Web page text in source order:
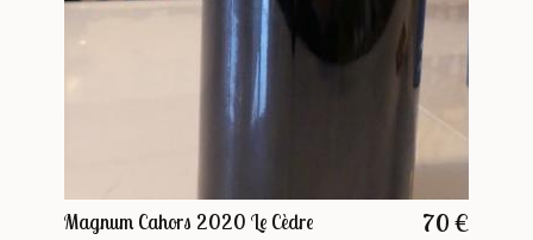
Magnum Cahors 2020 Le Cèdre 70 €